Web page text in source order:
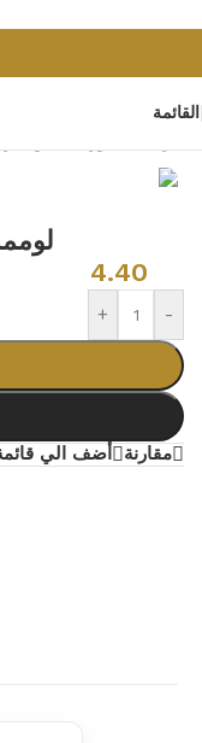
القائمة
4.40
-
+
مقارنة أضف الي